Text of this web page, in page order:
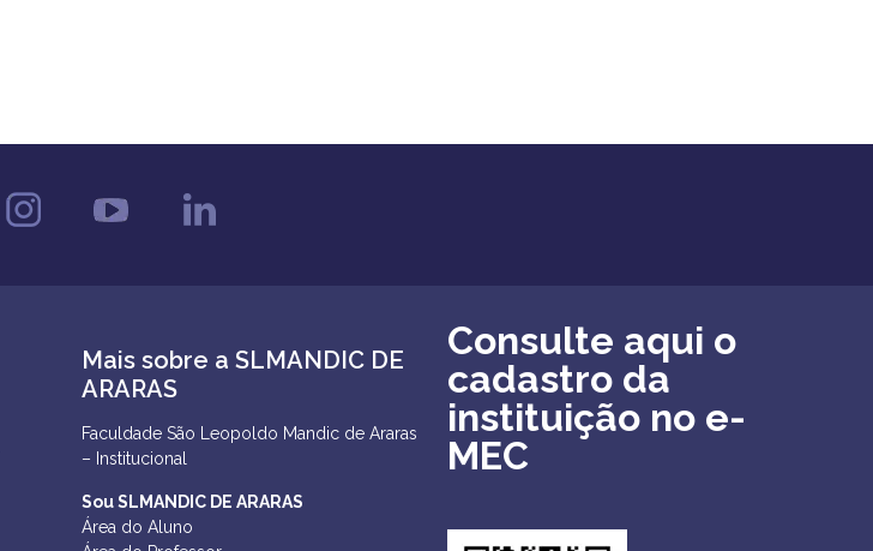
Mais sobre a SLMANDIC DE
ARARAS
Faculdade São Leopoldo Mandic de Araras
– Institucional
Sou SLMANDIC DE ARARAS
Área do Aluno
Consulte aqui o
cadastro da
instituição no e-
MEC